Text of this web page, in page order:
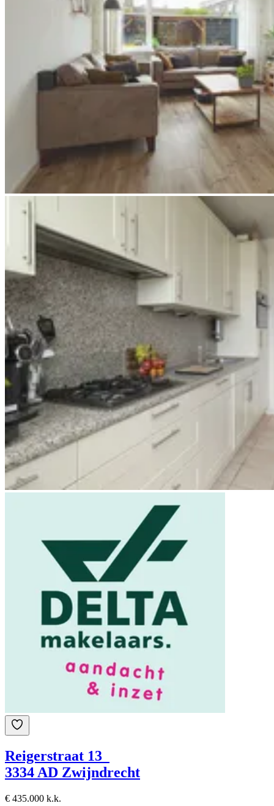
Reigerstraat 13
3334 AD Zwijndrecht
€ 435.000 k.k.